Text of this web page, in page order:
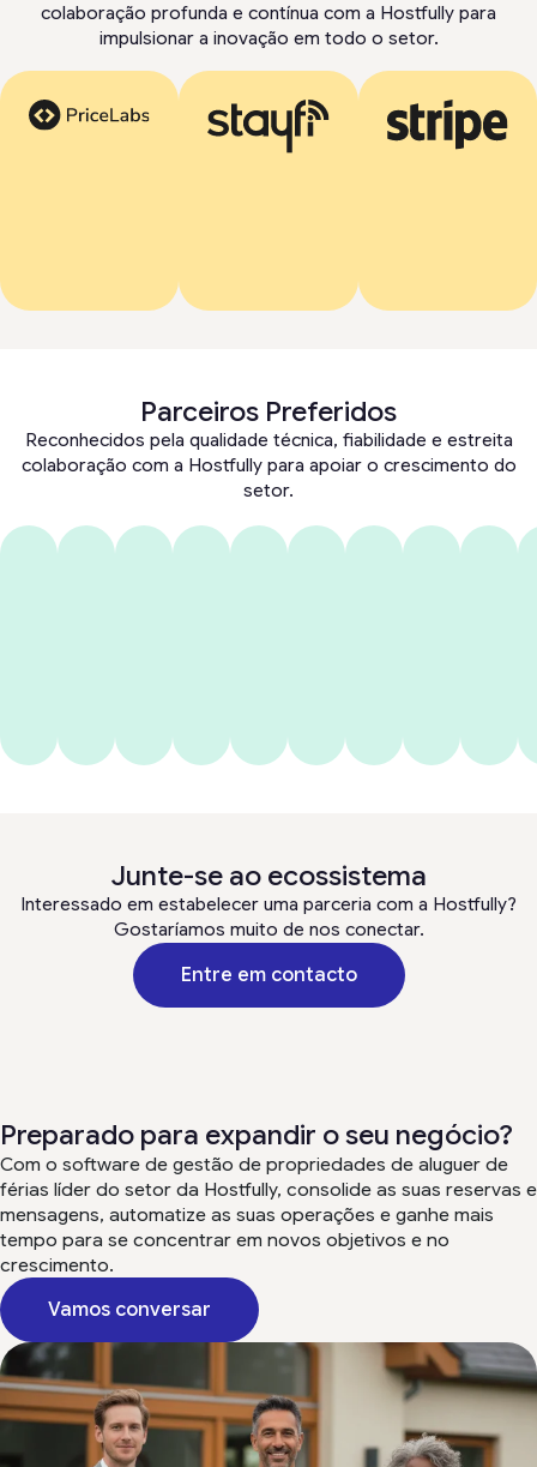
colaboração profunda e contínua com a Hostfully para
impulsionar a inovação em todo o setor.
Parceiros Preferidos
Reconhecidos pela qualidade técnica, fiabilidade e estreita
colaboração com a Hostfully para apoiar o crescimento do
setor.
Junte-se ao ecossistema
Interessado em estabelecer uma parceria com a Hostfully?
Gostaríamos muito de nos conectar.
Entre em contacto
Preparado para expandir o seu negócio?
Com o software de gestão de propriedades de aluguer de
férias líder do setor da Hostfully, consolide as suas reservas e
mensagens, automatize as suas operações e ganhe mais
tempo para se concentrar em novos objetivos e no
crescimento.
Vamos conversar